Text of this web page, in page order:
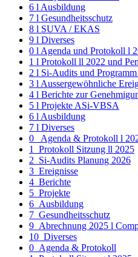
6 l Ausbildung
7 l Gesundheitsschutz
8 l SUVA / EKAS
9 l Diverses
0 l Agenda und Protokoll l
1 l Protokoll ll 2022 und
2 l Si-Audits und
3 l Aussergewöhnliche
4 l Berichte zur
5 l Projekte ASi-VBSA
6 l Ausbildung
7 l Diverses
0_ Agenda & Protokoll l
1_Protokoll Sitzung ll 2025
2_Si-Audits Planung 2026
3_Ereignisse
4_Berichte
5_Projekte
6_Ausbildung
7_Gesundheitsschutz
9_Abrechnung 2025 l
10_Diverses
0_Agenda & Protokoll